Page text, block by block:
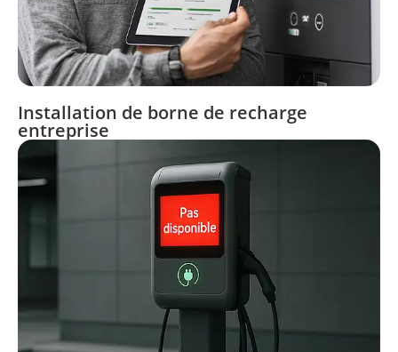
Installation de borne de recharge
entreprise